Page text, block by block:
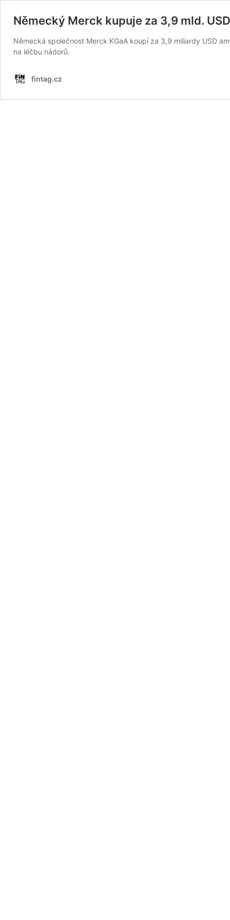
Německý Merck kupuje za 3,9 mld.
Německá společnost Merck KGaA koupí za 3,9 miliardy USD
na léčbu nádorů.
fintag.cz